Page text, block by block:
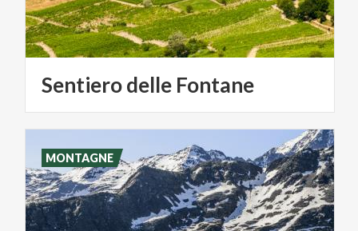
Sentierodelle Fontane
MONTAGNE